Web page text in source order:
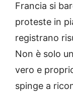
Francia si
proteste in
registrano
Non è solo
vero e
spinge a